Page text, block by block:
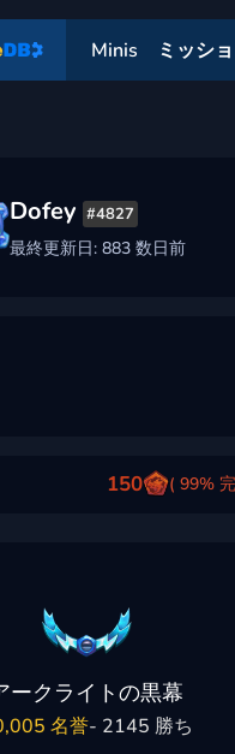
Minis ミッシ
Dofey #4827
最終更新日: 883 数日前
150 ( 99%
ークライトの黒幕
名誉- 2145 勝ち